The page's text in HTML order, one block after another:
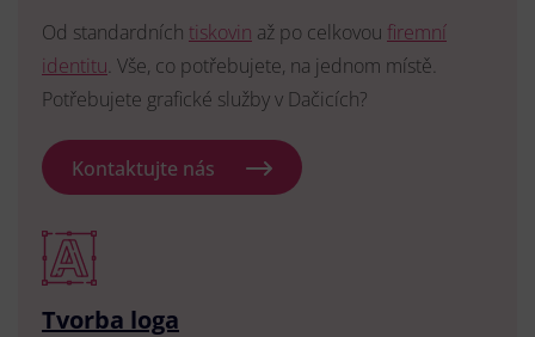
Od standardních tiskovin až po celkovou firemní
identitu. Vše, co potřebujete, na jednom místě.
Potřebujete grafické služby v Dačicích?
Kontaktujte nás
Tvorba loga